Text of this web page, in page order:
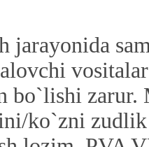
jarayonida
bo`lishi zarur.
ko`zni